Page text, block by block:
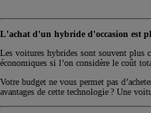
L'achat d'un hybride d'occasion est
Les voitures hybrides sont souvent plus
économiques si l’on considère le coût
Votre budget ne vous permet pas
avantages de cette technologie ? Une